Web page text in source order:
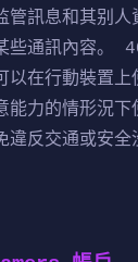
管訊息和其别人
些通訊內容。
以在行動裝置
能力的情形況下
違反交通或安全